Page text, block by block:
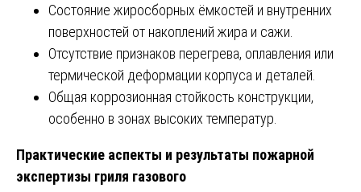
Состояние жиросборных ёмкостей и внутренних
поверхностей от накоплений жира и сажи.
Отсутствие признаков перегрева, оплавления или
термической деформации корпуса и деталей.
Общая коррозионная стойкость конструкции,
особенно в зонах высоких температур.
Практические аспекты и результаты пожарной
экспертизы гриля газового